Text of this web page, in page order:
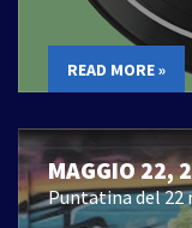
READ MORE »
MAGGIO 22,
Puntatina del 22